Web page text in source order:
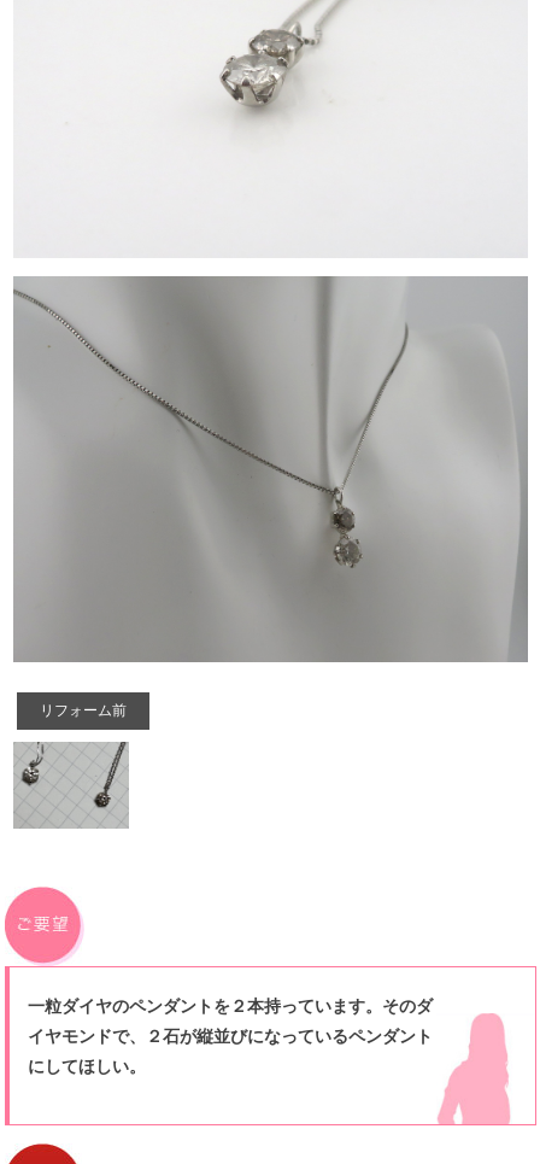
リフォーム前
一粒ダイヤのペンダントを２本持っています。そのダ
イヤモンドで、２石が縦並びになっているペンダント
にしてほしい。